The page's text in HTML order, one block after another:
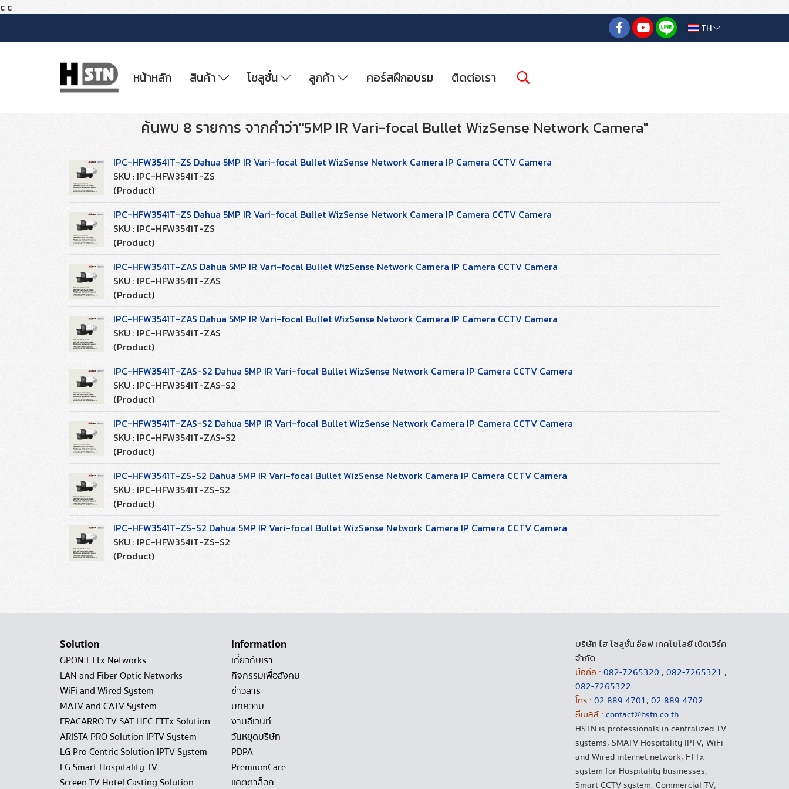
c c
TH
หน้าหลัก สินค้า โซลูชั่น ลูกค้า คอร์สฝึกอบรม ติดต่อเรา
ค้นพบ 8 รายการ จากคำว่า"5MP IR Vari-focal Bullet WizSense Network Camera"
IPC-HFW3541T-ZS Dahua 5MP IR Vari-focal Bullet WizSense Network Camera IP Camera CCTV Camera
SKU : IPC-HFW3541T-ZS
(Product)
IPC-HFW3541T-ZS Dahua 5MP IR Vari-focal Bullet WizSense Network Camera IP Camera CCTV Camera
SKU : IPC-HFW3541T-ZS
(Product)
IPC-HFW3541T-ZAS Dahua 5MP IR Vari-focal Bullet WizSense Network Camera IP Camera CCTV Camera
SKU : IPC-HFW3541T-ZAS
(Product)
IPC-HFW3541T-ZAS Dahua 5MP IR Vari-focal Bullet WizSense Network Camera IP Camera CCTV Camera
SKU : IPC-HFW3541T-ZAS
(Product)
IPC-HFW3541T-ZAS-S2 Dahua 5MP IR Vari-focal Bullet WizSense Network Camera IP Camera CCTV Camera
SKU : IPC-HFW3541T-ZAS-S2
(Product)
IPC-HFW3541T-ZAS-S2 Dahua 5MP IR Vari-focal Bullet WizSense Network Camera IP Camera CCTV Camera
SKU : IPC-HFW3541T-ZAS-S2
(Product)
IPC-HFW3541T-ZS-S2 Dahua 5MP IR Vari-focal Bullet WizSense Network Camera IP Camera CCTV Camera
SKU : IPC-HFW3541T-ZS-S2
(Product)
IPC-HFW3541T-ZS-S2 Dahua 5MP IR Vari-focal Bullet WizSense Network Camera IP Camera CCTV Camera
SKU : IPC-HFW3541T-ZS-S2
(Product)
Solution
GPON FTTx Networks
LAN and Fiber Optic Networks
WiFi and Wired System
MATV and CATV System
FRACARRO TV SAT HFC FTTx Solution
ARISTA PRO Solution IPTV System
LG Pro Centric Solution IPTV System
LG Smart Hospitality TV
Screen TV Hotel Casting Solution
Information
เกี่ยวกับเรา
กิจกรรมเพื่อสังคม
ข่าวสาร
บทความ
งานอีเวนท์
วันหยุดบริษัท
PDPA
PremiumCare
แคตตาล็อก
บริษัท ไฮ โซลูชั่น อ๊อฟ เทคโนโลยี เน็ตเวิร์ค
จำกัด
มือถือ : 082-7265320 , 082-7265321 ,
082-7265322
โทร : 02 889 4701, 02 889 4702
อีเมลล์ : contact@hstn.co.th
HSTN is professionals in centralized TV
systems, SMATV Hospitality IPTV, WiFi
and Wired internet network, FTTx
system for Hospitality businesses,
Smart CCTV system, Commercial TV,